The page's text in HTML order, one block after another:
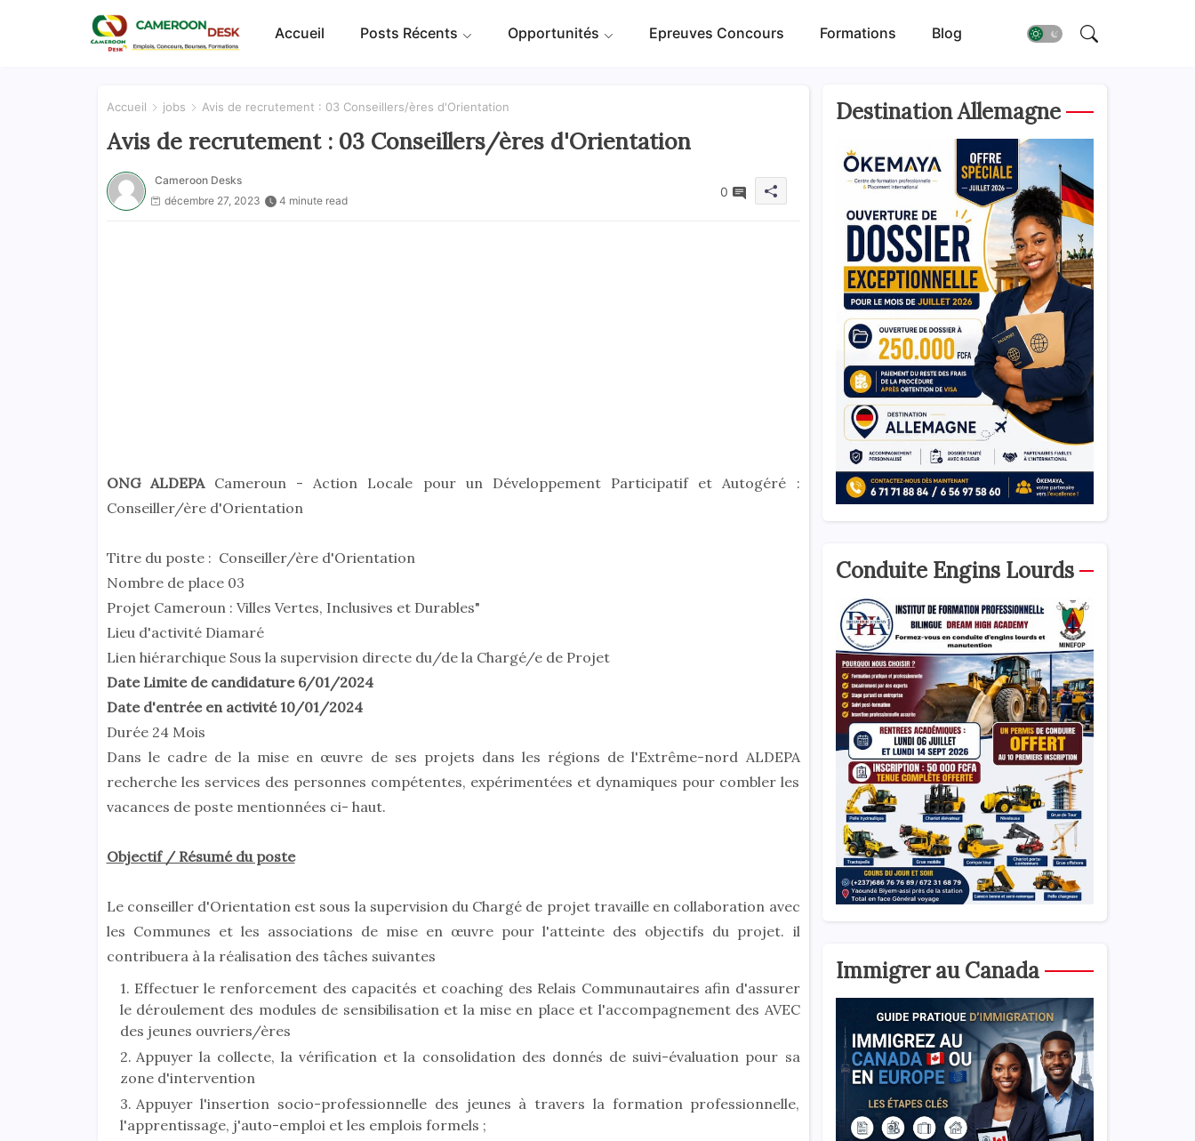
Accueil Posts Récents Opportunités Epreuves Concours Formations Blog
Accueil jobs Avis de recrutement : 03 Conseillers/ères d'Orientation
Avis de recrutement : 03 Conseillers/ères d'Orientation
Cameroon Desks
décembre 27, 2023
4 minute read
0
ONG ALDEPA Cameroun - Action Locale pour un Développement Participatif et Autogéré :
Conseiller/ère d'Orientation
Titre du poste : Conseiller/ère d'Orientation
Nombre de place 03
Projet Cameroun : Villes Vertes, Inclusives et Durables"
Lieu d'activité Diamaré
Lien hiérarchique Sous la supervision directe du/de la Chargé/e de Projet
Date Limite de candidature 6/01/2024
Date d'entrée en activité 10/01/2024
Durée 24 Mois
Dans le cadre de la mise en œuvre de ses projets dans les régions de l'Extrême-nord ALDEPA
recherche les services des personnes compétentes, expérimentées et dynamiques pour combler les
vacances de poste mentionnées ci- haut.
Objectif / Résumé du poste
Le conseiller d'Orientation est sous la supervision du Chargé de projet travaille en collaboration avec
les Communes et les associations de mise en œuvre pour l'atteinte des objectifs du projet. il
contribuera à la réalisation des tâches suivantes
Effectuer le renforcement des capacités et coaching des Relais Communautaires afin d'assurer
le déroulement des modules de sensibilisation et la mise en place et l'accompagnement des AVEC
des jeunes ouvriers/ères
Appuyer la collecte, la vérification et la consolidation des donnés de suivi-évaluation pour sa
zone d'intervention
Appuyer l'insertion socio-professionnelle des jeunes à travers la formation professionnelle,
l'apprentissage, j'auto-emploi et les emplois formels ;
Destination Allemagne
Conduite Engins Lourds
Immigrer au Canada